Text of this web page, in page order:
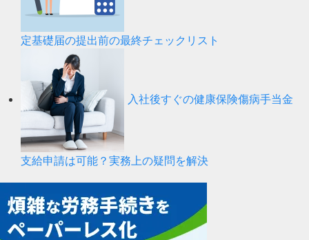
定基礎届の提出前の最終チェックリスト
入社後すぐの健康保険傷病手当金
支給申請は可能？実務上の疑問を解決